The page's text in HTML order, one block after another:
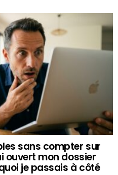
sans compter sur
ouvert mon dossier
je passais à côté